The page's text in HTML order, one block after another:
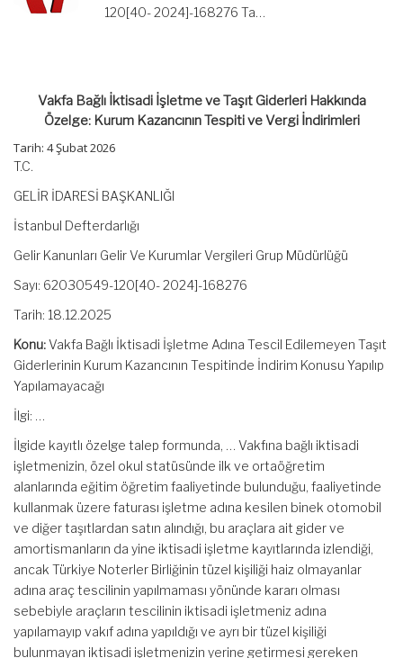
120[40- 2024]-168276 Ta…
Vakfa Bağlı İktisadi İşletme ve Taşıt Giderleri Hakkında
Özelge: Kurum Kazancının Tespiti ve Vergi İndirimleri
Tarih: 4 Şubat 2026
T.C.
GELİR İDARESİ BAŞKANLIĞI
İstanbul Defterdarlığı
Gelir Kanunları Gelir Ve Kurumlar Vergileri Grup Müdürlüğü
Sayı: 62030549-120[40- 2024]-168276
Tarih: 18.12.2025
Konu:Vakfa Bağlı İktisadi İşletme Adına Tescil Edilemeyen Taşıt
Giderlerinin Kurum Kazancının Tespitinde İndirim Konusu Yapılıp
Yapılamayacağı
İlgi: …
İlgide kayıtlı özelge talep formunda, … Vakfına bağlı iktisadi
işletmenizin, özel okul statüsünde ilk ve ortaöğretim
alanlarında eğitim öğretim faaliyetinde bulunduğu, faaliyetinde
kullanmak üzere faturası işletme adına kesilen binek otomobil
ve diğer taşıtlardan satın alındığı, bu araçlara ait gider ve
amortismanların da yine iktisadi işletme kayıtlarında izlendiği,
ancak Türkiye Noterler Birliğinin tüzel kişiliği haiz olmayanlar
adına araç tescilinin yapılmaması yönünde kararı olması
sebebiyle araçların tescilinin iktisadi işletmeniz adına
yapılamayıp vakıf adına yapıldığı ve ayrı bir tüzel kişiliği
bulunmayan iktisadi işletmenizin yerine getirmesi gereken